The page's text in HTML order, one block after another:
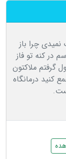
چرا باز
در کنه تو فاز
گرفتم ملاکتون
کنید درمانگاه